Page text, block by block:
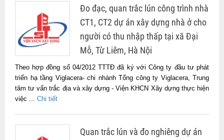
Đo đạc, quan trắc lún công trình nhà
CT1, CT2 dự án xây dựng nhà ở cho
người có thu nhập thấp tại xã Đại
Mỗ, Từ Liêm, Hà Nội
Theo hợp đồng số 04/2012 TTTĐ đã ký với Công ty đầu tư phát
triển hạ tầng Viglacera- chi nhánh Tổng công ty Viglacera, Trung
tâm tư vấn trắc địa và xây dựng - Viện KHCN Xây dựng thực hiện
việc ... Chi tiết
Quan trắc lún và đo nghiêng dự án